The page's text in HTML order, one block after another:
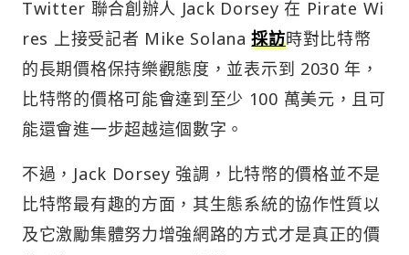
Twitter 聯合創辦人 Jack Dorsey 在 Pirate Wi
res 上接受記者 Mike Solana採訪時對比特幣
的長期價格保持樂觀態度，並表示到 2030 年，
比特幣的價格可能會達到至少 100 萬美元，且可
能還會進一步超越這個數字。
不過，Jack Dorsey 強調，比特幣的價格並不是
比特幣最有趣的方面，其生態系統的協作性質以
及它激勵集體努力增強網路的方式才是真正的價